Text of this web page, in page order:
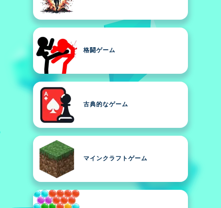
格闘ゲーム
古典的なゲーム
マインクラフトゲーム